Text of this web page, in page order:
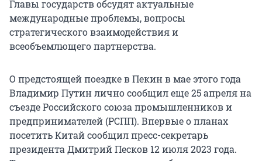
Главы государств обсудят актуальные
международные проблемы, вопросы
стратегического взаимодействия и
всеобъемлющего партнерства.
О предстоящей поездке в Пекин в мае этого года
Владимир Путин лично сообщил еще 25 апреля на
съезде Российского союза промышленников и
предпринимателей (РСПП). Впервые о планах
посетить Китай сообщил пресс-секретарь
президента Дмитрий Песков 12 июля 2023 года.